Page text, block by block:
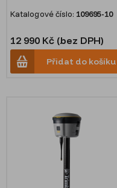
Katalogové číslo: 109695-10
12 990 Kč (bez DPH)
Přidat do košíku